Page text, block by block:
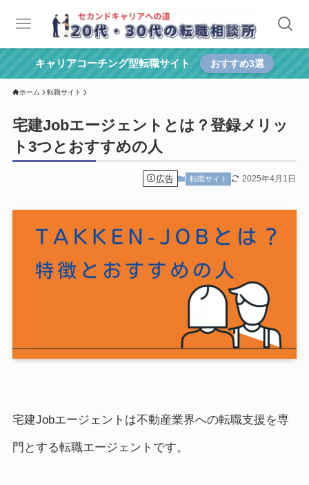
キャリアコーチング型転職サイト おすすめ3選
ホーム 転職サイト
宅建Jobエージェントとは？登録メリッ
ト3つとおすすめの人
広告 転職サイト 2025年4月1日
宅建Jobエージェントは不動産業界への転職支援を専
門とする転職エージェントです。